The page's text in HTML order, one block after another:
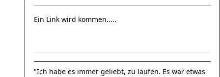
Ein Link wird kommen.....
"Ich habe es immer geliebt, zu laufen. Es war etwas